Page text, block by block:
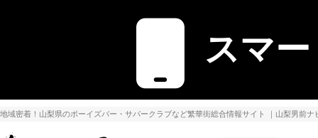
スマ
地域密着！山梨県のボーイズバー・サパークラブなど繁華街総合情報サイト ｜山梨男前ナ